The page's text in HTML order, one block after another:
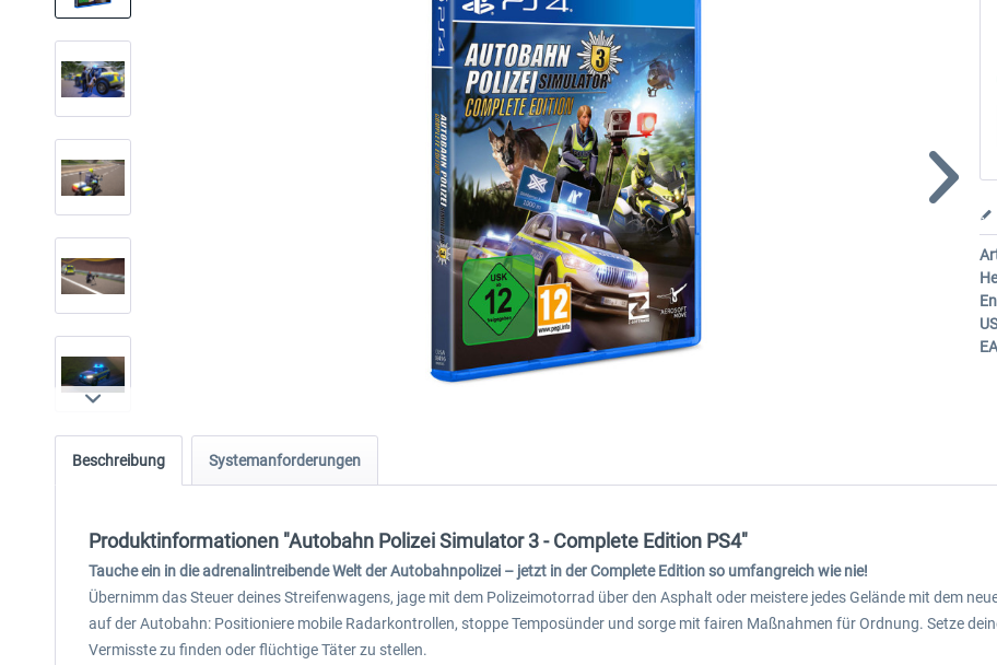
Beschreibung Systemanforderungen
Produktinformationen "Autobahn Polizei Simulator 3 - Complete Edition PS4"
Tauche ein in die adrenalintreibende Welt der Autobahnpolizei – jetzt in der Complete Edition so umfangreich wie nie!
Übernimm das Steuer deines Streifenwagens, jage mit dem Polizeimotorrad über den Asphalt oder meistere jedes Gelände mit dem
auf der Autobahn: Positioniere mobile Radarkontrollen, stoppe Temposünder und sorge mit fairen Maßnahmen für Ordnung. Setze
Vermisste zu finden oder flüchtige Täter zu stellen.